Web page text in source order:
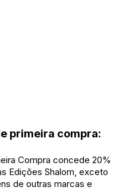
primeira compra:
Compra concede 20%
Edições Shalom, exceto
de outras marcas e